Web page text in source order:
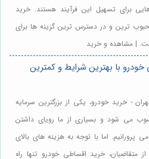
برای تسهیل این فرآیند هستند. خرید
ترین و در دسترس ترین گزینه ها برای
| مشاهده و خرید
خودرو با بهترین شرایط و کمترین
- خرید خودرو، یکی از بزرگترین سرمایه
می شود و بسیاری از ما رویای داشتن
اما با توجه به هزینه های بالای
متقاضیان، خرید اقساطی خودرو تنها راه